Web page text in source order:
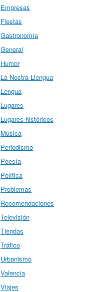
Empresas
Fiestas
Gastronomía
General
Humor
La Nostra Llengua
Lengua
Lugares
Lugares históricos
Música
Periodismo
Poesía
Política
Problemas
Recomendaciones
Televisión
Tiendas
Tráfico
Urbanismo
Valencia
Viajes